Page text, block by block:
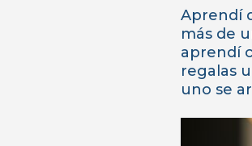
Aprendí
más de
aprendí
regalas
uno se